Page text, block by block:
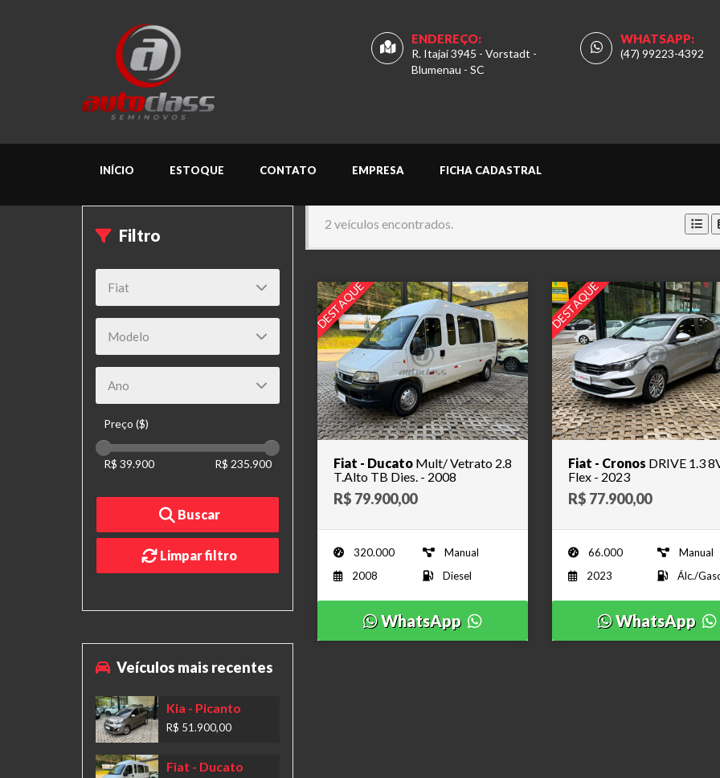
WHATSAPP:
(47) 99223-4392
ENDEREÇO:
R. Itajaí 3945 - Vorstadt -
Blumenau - SC
INÍCIO ESTOQUE CONTATO EMPRESA FICHA CADASTRAL
2 veículos encontrados.
DESTAQUE
Fiat - Ducato Mult/ Vetrato 2.8
T.Alto TB Dies. - 2008
R$ 79.900,00
320.000
Manual
2008
Diesel
WhatsApp
DESTAQUE
Fiat - Cronos DRIVE 1.3
Flex - 2023
R$ 77.900,00
66.000
Manual
2023
Álc./
WhatsApp
Filtro
Preço ($)
R$ 39.900 R$ 235.900
Buscar
Limpar filtro
Veículos mais recentes
Kia - Picanto
R$ 51.900,00
Fiat - Ducato